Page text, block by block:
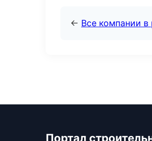
← Все компании
Портал